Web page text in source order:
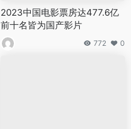
2023中国电影票房达477.6亿
前十名皆为国产影片
772 0